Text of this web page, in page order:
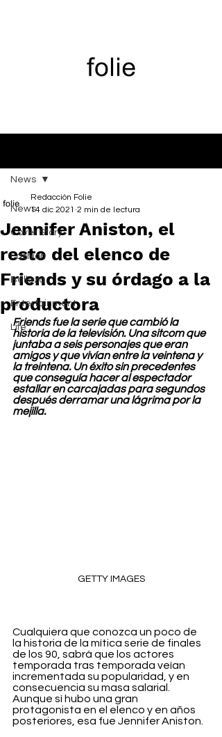
News
Cover Story
Fashion
Belleza
Entertainment
Life
News
Jennifer Aniston, el
resto del elenco de
Friends y su órdago a la
productora
Redacción Folie
14 dic 2021 2 min de lectura
Friends fue la serie que cambió la
historia de la televisión. Una sitcom que
juntaba a seis personajes que eran
amigos y que vivían entre la veintena y
la treintena. Un éxito sin precedentes
que conseguía hacer al espectador
estallar en carcajadas para segundos
después derramar una lágrima por la
mejilla.
GETTY IMAGES
Cualquiera que conozca un poco de
la historia de la mítica serie de finales
de los 90, sabrá que los actores
temporada tras temporada veían
incrementada su popularidad, y en
consecuencia su masa salarial.
Aunque sí hubo una gran
protagonista en el elenco y en años
posteriores, esa fue Jennifer Aniston.